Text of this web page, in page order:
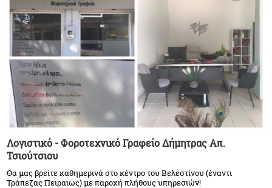
Λογιστικό - Φοροτεχνικό Γραφείο Δήμητρας Απ.
Τσιούτσιου
Θα μας βρείτε καθημερινά στο κέντρο του Βελεστίνου (έναντι
Τράπεζας Πειραιώς) με παροχή πλήθους υπηρεσιών!